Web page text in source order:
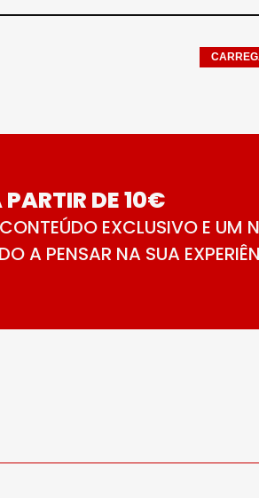
DE 10€
EXCLUSIVO E UM
A PENSAR NA SUA